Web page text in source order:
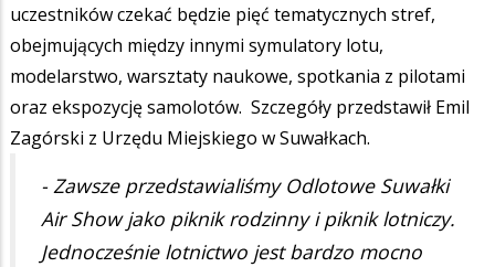
uczestników czekać będzie pięć tematycznych stref,
obejmujących między innymi symulatory lotu,
modelarstwo, warsztaty naukowe, spotkania z pilotami
oraz ekspozycję samolotów. Szczegóły przedstawił Emil
Zagórski z Urzędu Miejskiego w Suwałkach.
- Zawsze przedstawialiśmy Odlotowe Suwałki
Air Show jako piknik rodzinny i piknik lotniczy.
Jednocześnie lotnictwo jest bardzo mocno